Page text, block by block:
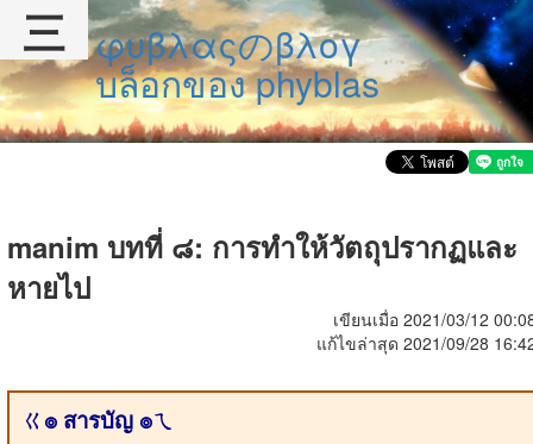
φυβλαςのβλογ
บล็อกของ phyblas
manim บทที่ ๘: การทำให้วัตถุปรากฏและ
หายไป
เขียนเมื่อ 2021/03/12
แก้ไขล่าสุด 2021/09/28
ㄍ๏ สารบัญ ๏ㄟ
三